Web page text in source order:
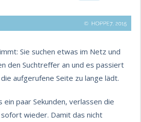
Sie suchen etwas im Netz und
den Suchtreffer an und es passiert
aufgerufene Seite zu lange lädt.
ein paar Sekunden, verlassen die
wieder. Damit das nicht